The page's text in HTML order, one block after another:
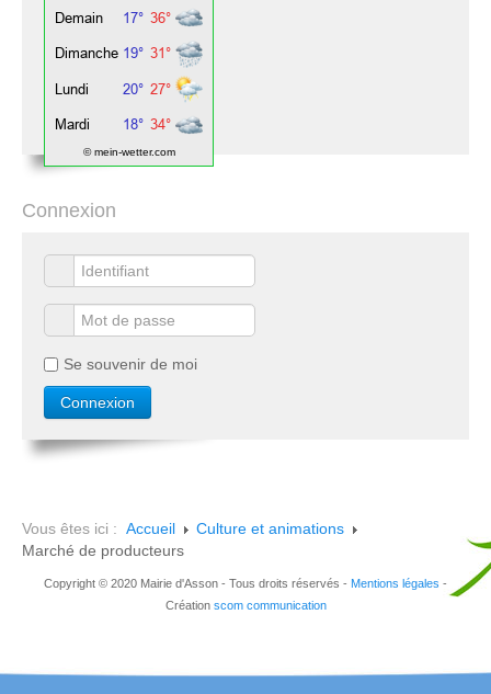
© mein-wetter.com
Connexion
Se souvenir de moi
Vous êtes ici : Accueil
Culture et animations
Marché de producteurs
Copyright © 2020 Mairie d'Asson - Tous droits réservés - Mentions légales -
Création scom communication